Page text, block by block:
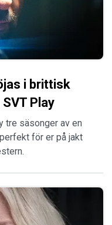
i brittisk
Play
tre säsonger av en
för er på jakt